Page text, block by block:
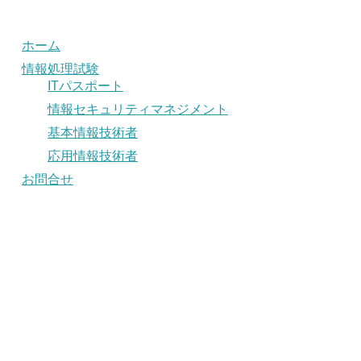
ホーム
情報処理試験
ITパスポート
情報セキュリティマネジメント
基本情報技術者
応用情報技術者
お問合せ